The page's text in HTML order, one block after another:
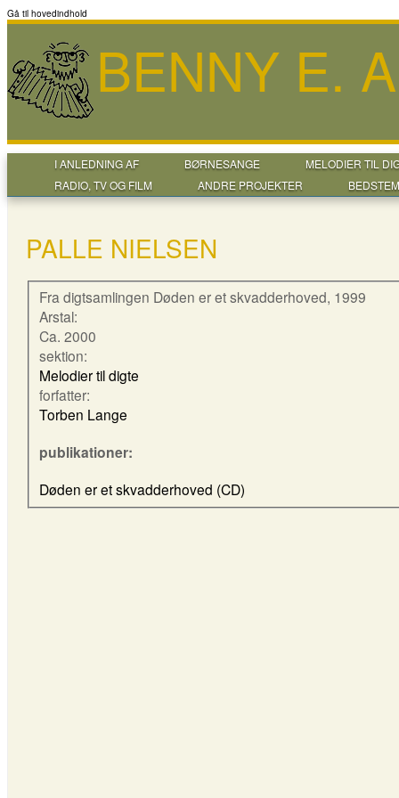
Gå til hovedindhold
BENNY E.
I ANLEDNING AF BØRNESANGE
MELODIER TIL
RADIO, TV OG FILM
ANDRE PROJEKTER
PALLE NIELSEN
Fra digtsamlingen Døden er et skvadderhoved, 1999
Arstal:
Ca. 2000
sektion:
Melodier til digte
forfatter:
Torben Lange
publikationer:
Døden er et skvadderhoved (CD)